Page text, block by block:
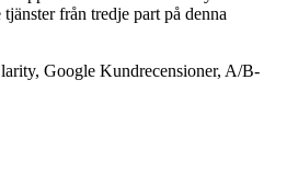
från tredje part på denna
Google Kundrecensioner, A/B-